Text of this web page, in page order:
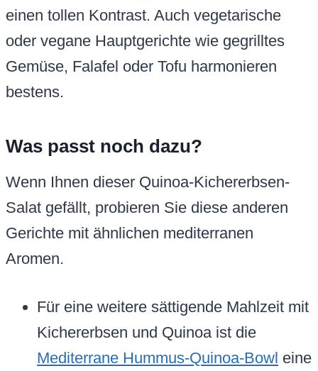
einen tollen Kontrast. Auch vegetarische
oder vegane Hauptgerichte wie gegrilltes
Gemüse, Falafel oder Tofu harmonieren
bestens.
Was passt noch dazu?
Wenn Ihnen dieser Quinoa-Kichererbsen-
Salat gefällt, probieren Sie diese anderen
Gerichte mit ähnlichen mediterranen
Aromen.
Für eine weitere sättigende Mahlzeit mit
Kichererbsen und Quinoa ist die
Mediterrane Hummus-Quinoa-Bowl eine